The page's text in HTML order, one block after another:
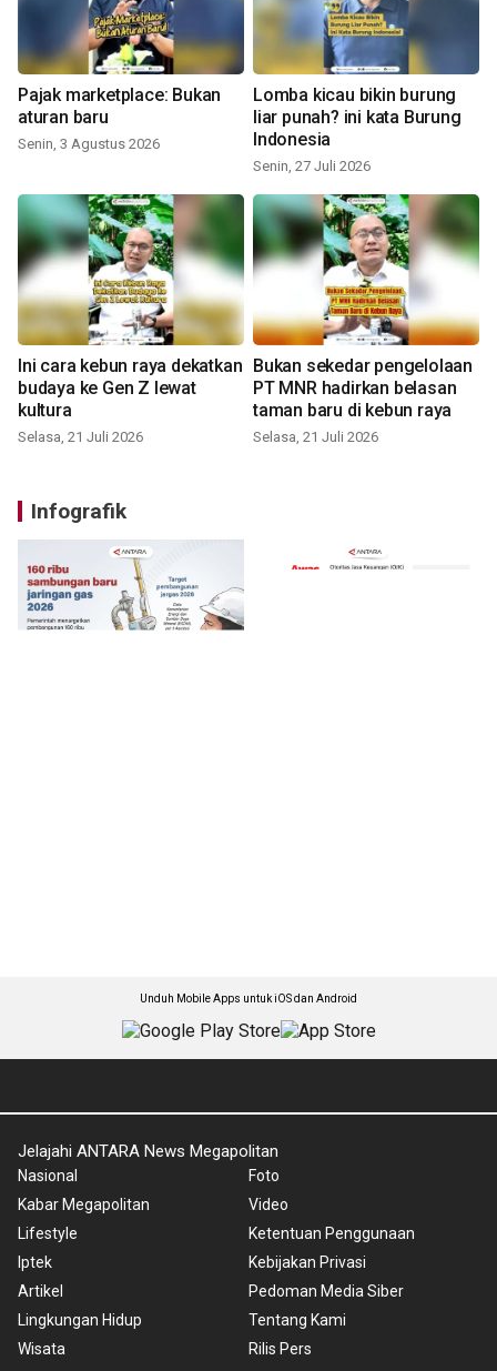
Pajak marketplace: Bukan
aturan baru
Senin, 3 Agustus 2026
Lomba kicau bikin burung
liar punah? ini kata Burung
Indonesia
Senin, 27 Juli 2026
Ini cara kebun raya dekatkan
budaya ke Gen Z lewat
kultura
Selasa, 21 Juli 2026
Bukan sekedar pengelolaan
PT MNR hadirkan belasan
taman baru di kebun raya
Selasa, 21 Juli 2026
Infografik
Unduh Mobile Apps untuk iOS dan Android
Jelajahi ANTARA News Megapolitan
Nasional
Kabar Megapolitan
Lifestyle
Iptek
Artikel
Lingkungan Hidup
Wisata
Foto
Video
Ketentuan Penggunaan
Kebijakan Privasi
Pedoman Media Siber
Tentang Kami
Rilis Pers